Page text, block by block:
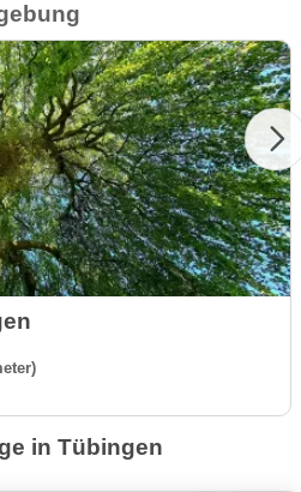
in Tübingen